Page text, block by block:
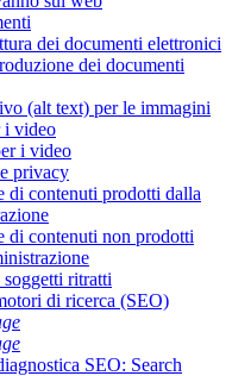
dei documenti elettronici
dei documenti
(alt text) per le immagini
i video
i video
privacy
di contenuti prodotti dalla
di contenuti non prodotti
ritratti
di ricerca (SEO)
SEO: Search